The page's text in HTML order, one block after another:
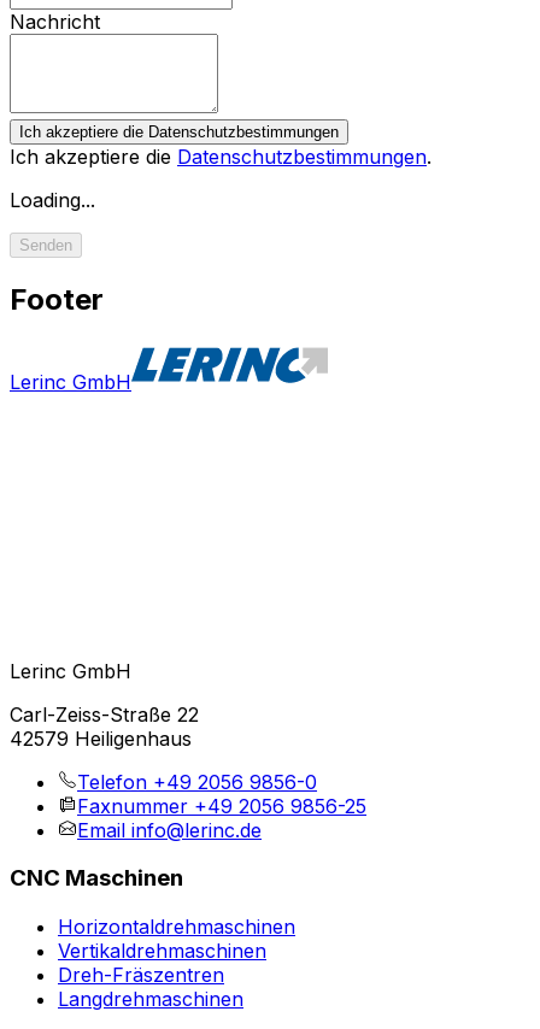
Nachricht
Ich akzeptiere die Datenschutzbestimmungen
Ich akzeptiere die Datenschutzbestimmungen.
Loading...
Senden
Footer
Lerinc GmbH
Lerinc GmbH
Carl-Zeiss-Straße 22
42579 Heiligenhaus
Telefon +49 2056 9856-0
Faxnummer +49 2056 9856-25
Email info@lerinc.de
CNC Maschinen
Horizontaldrehmaschinen
Vertikaldrehmaschinen
Dreh-Fräszentren
Langdrehmaschinen